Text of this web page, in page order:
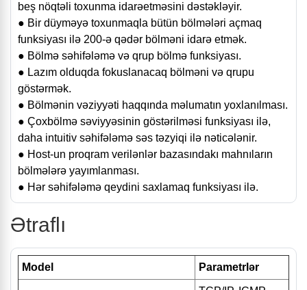
beş nöqtəli toxunma idarəetməsini dəstəkləyir.
● Bir düyməyə toxunmaqla bütün bölmələri açmaq
funksiyası ilə 200-ə qədər bölməni idarə etmək.
● Bölmə səhifələmə və qrup bölmə funksiyası.
● Lazım olduqda fokuslanacaq bölməni və qrupu
göstərmək.
● Bölmənin vəziyyəti haqqında məlumatın yoxlanılması.
● Çoxbölmə səviyyəsinin göstərilməsi funksiyası ilə,
daha intuitiv səhifələmə səs təzyiqi ilə nəticələnir.
● Host-un proqram verilənlər bazasındakı mahnıların
bölmələrə yayımlanması.
● Hər səhifələmə qeydini saxlamaq funksiyası ilə.
Ətraflı
Model Parametrlər